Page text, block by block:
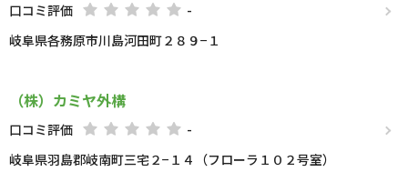
口コミ評価
-
岐阜県各務原市川島河田町２８９−１
（株）カミヤ外構
口コミ評価
-
岐阜県羽島郡岐南町三宅２−１４（フローラ１０２号室）